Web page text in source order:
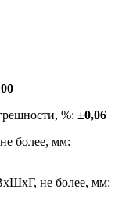
00
%: ±0,06
более, мм:
не более, мм: